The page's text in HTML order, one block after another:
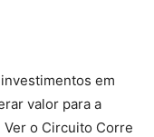
em
valor para a
Ver o Circuito Corre